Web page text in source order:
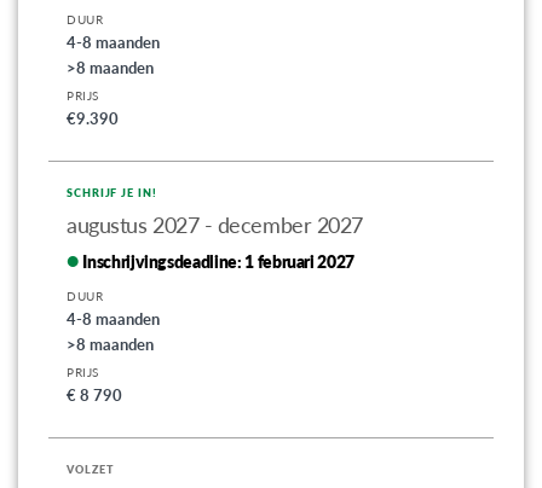
DUUR
4-8 maanden
>8 maanden
PRIJS
€9.390
SCHRIJF JE IN!
augustus 2027 - december 2027
Inschrijvingsdeadline: 1 februari 2027
DUUR
4-8 maanden
>8 maanden
PRIJS
€ 8 790
VOLZET